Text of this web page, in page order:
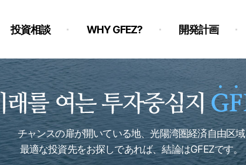
投資相談 WHY GFEZ? 開発計画
チャンスの扉が開いている地、光陽湾圏経済自由区域
最適な投資先をお探しであれば、結論はGFEZです。